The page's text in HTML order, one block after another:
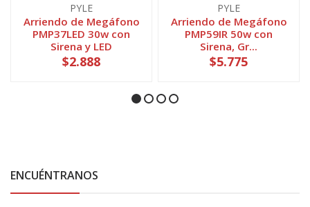
PYLE
Arriendo de Megáfono
PMP37LED 30w con
Sirena y LED
$2.888
PYLE
Arriendo de Megáfono
PMP59IR 50w con
Sirena, Gr...
$5.775
ENCUÉNTRANOS